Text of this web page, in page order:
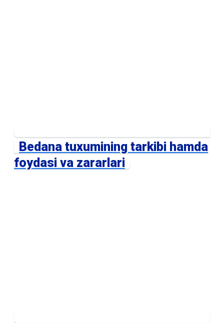
Bedana tuxumining tarkibi hamda
foydasi va zararlari